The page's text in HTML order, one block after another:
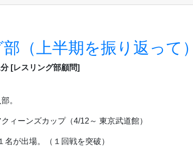
（上半期を振り返って）
[レスリング部顧問]
７名が、入部。
ィーンズカップ（4/12～ 東京武道館）
出場。（１回戦を突破）